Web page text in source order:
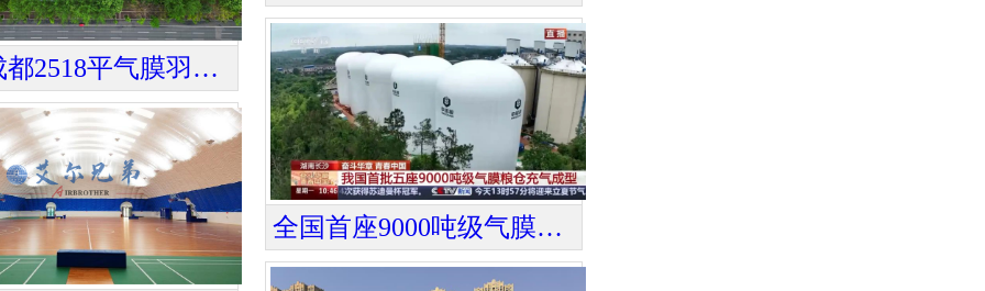
四川成都2518平气膜羽毛球馆
全国首座9000吨级气膜粮仓